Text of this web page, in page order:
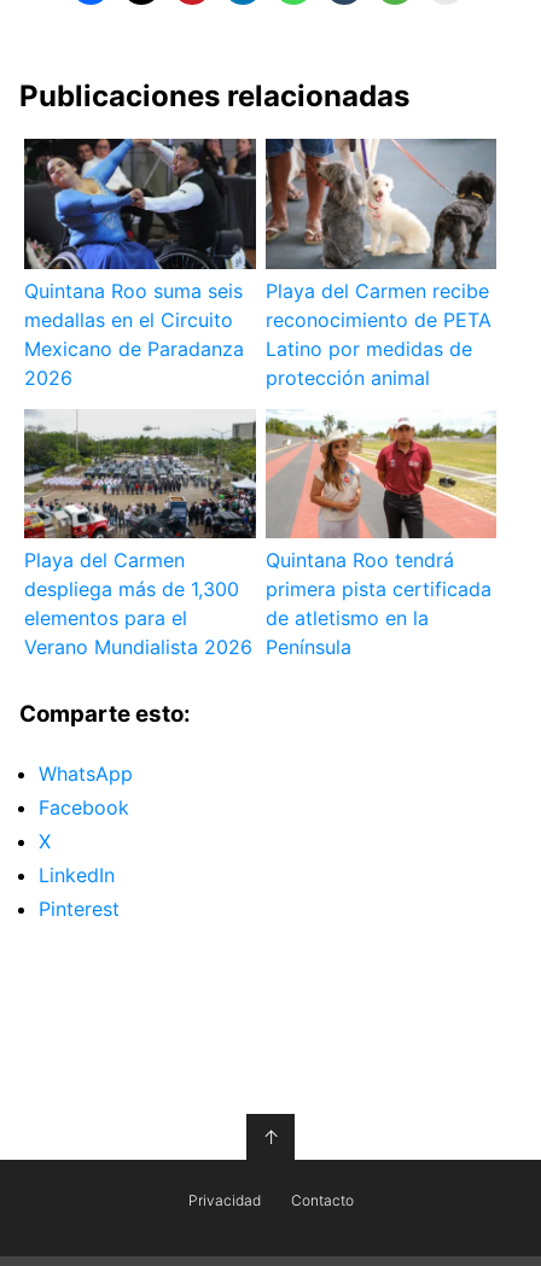
Publicaciones relacionadas
Quintana Roo suma seis
medallas en el Circuito
Mexicano de Paradanza
2026
Playa del Carmen recibe
reconocimiento de PETA
Latino por medidas de
protección animal
Playa del Carmen
despliega más de 1,300
elementos para el
Verano Mundialista 2026
Quintana Roo tendrá
primera pista certificada
de atletismo en la
Península
Comparte esto:
WhatsApp
Facebook
X
LinkedIn
Pinterest
↑
Privacidad Contacto